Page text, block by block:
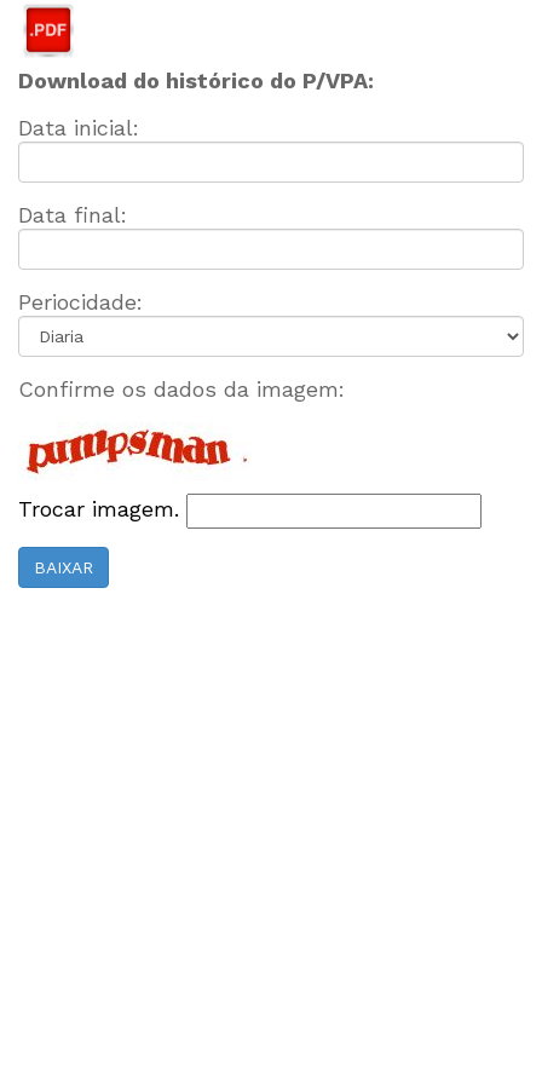
Download do histórico do P/VPA:
Data inicial:
Data final:
Periocidade:
Confirme os dados da imagem:
Trocar imagem.